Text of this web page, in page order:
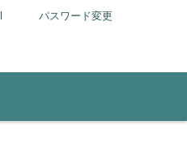
パスワード変更